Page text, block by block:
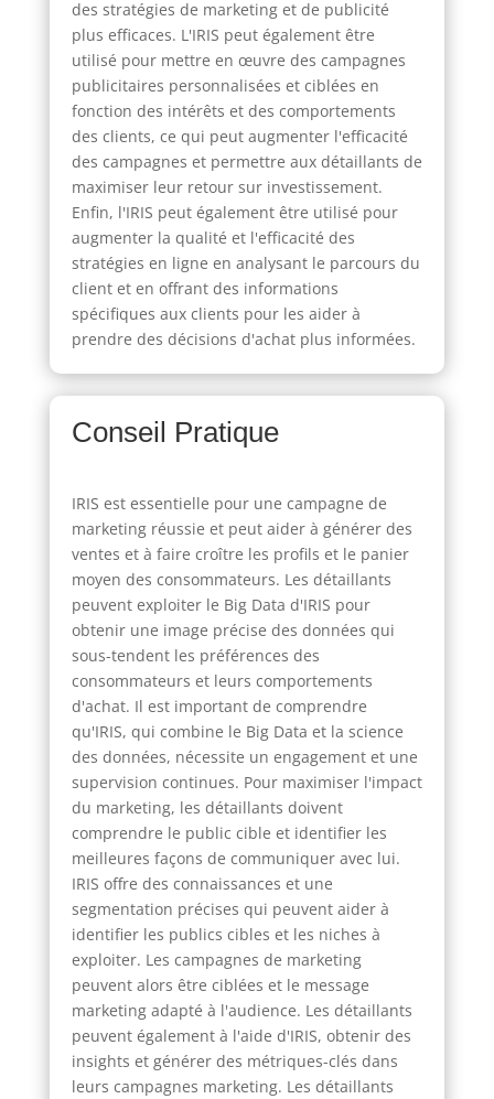
des stratégies de marketing et de publicité
plus efficaces. L'IRIS peut également être
utilisé pour mettre en œuvre des campagnes
publicitaires personnalisées et ciblées en
fonction des intérêts et des comportements
des clients, ce qui peut augmenter l'efficacité
des campagnes et permettre aux détaillants de
maximiser leur retour sur investissement.
Enfin, l'IRIS peut également être utilisé pour
augmenter la qualité et l'efficacité des
stratégies en ligne en analysant le parcours du
client et en offrant des informations
spécifiques aux clients pour les aider à
prendre des décisions d'achat plus informées.
Conseil Pratique
IRIS est essentielle pour une campagne de
marketing réussie et peut aider à générer des
ventes et à faire croître les profils et le panier
moyen des consommateurs. Les détaillants
peuvent exploiter le Big Data d'IRIS pour
obtenir une image précise des données qui
sous-tendent les préférences des
consommateurs et leurs comportements
d'achat. Il est important de comprendre
qu'IRIS, qui combine le Big Data et la science
des données, nécessite un engagement et une
supervision continues. Pour maximiser l'impact
du marketing, les détaillants doivent
comprendre le public cible et identifier les
meilleures façons de communiquer avec lui.
IRIS offre des connaissances et une
segmentation précises qui peuvent aider à
identifier les publics cibles et les niches à
exploiter. Les campagnes de marketing
peuvent alors être ciblées et le message
marketing adapté à l'audience. Les détaillants
peuvent également à l'aide d'IRIS, obtenir des
insights et générer des métriques-clés dans
leurs campagnes marketing. Les détaillants